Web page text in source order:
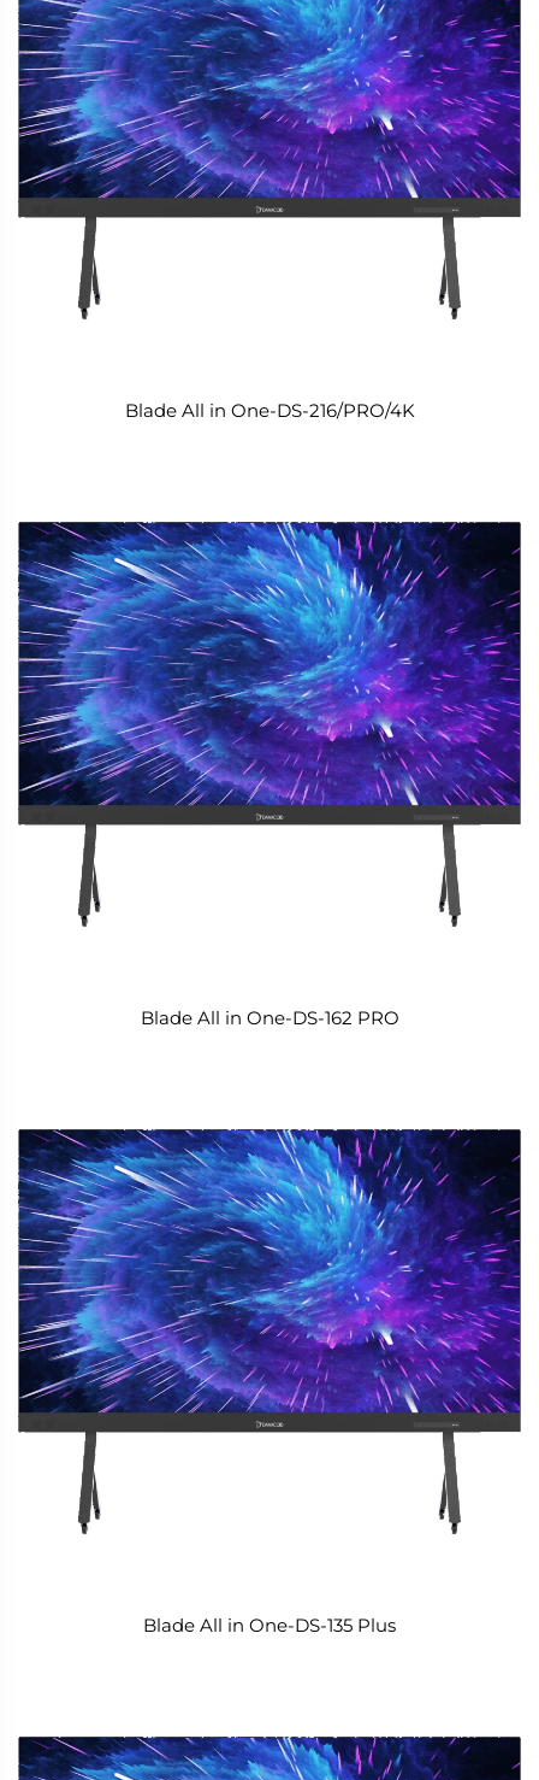
Blade All in One-DS-216/PRO/4K
Blade All in One-DS-162 PRO
Blade All in One-DS-135 Plus